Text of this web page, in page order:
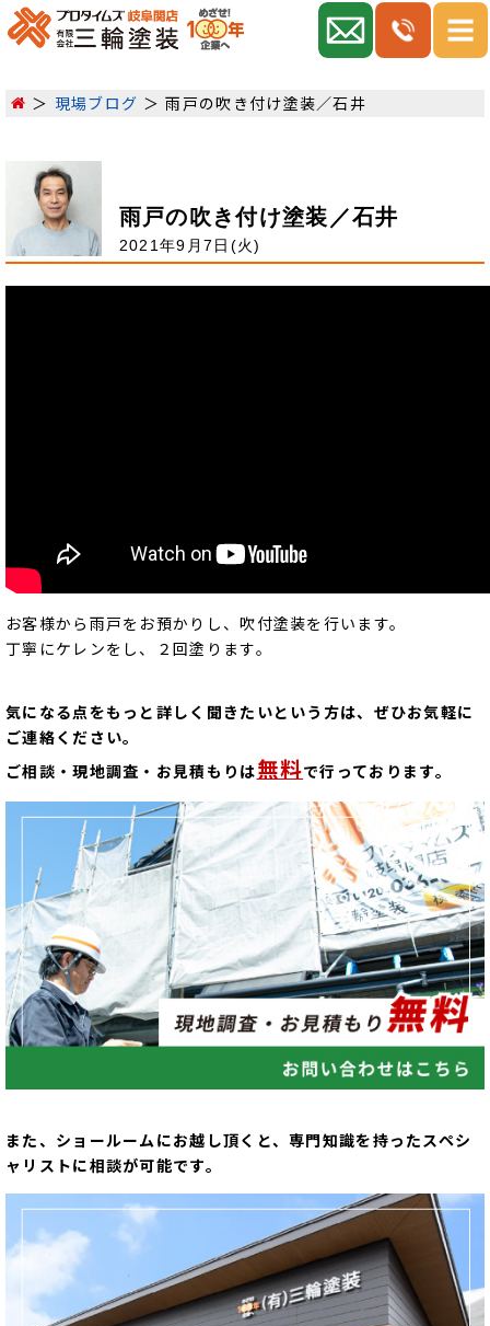
現場ブログ 雨戸の吹き付け塗装／石井
雨戸の吹き付け塗装／石井
2021年9月7日(火)
お客様から雨戸をお預かりし、吹付塗装を行います。
丁寧にケレンをし、２回塗ります。
気になる点をもっと詳しく聞きたいという方は、ぜひお気軽に
ご連絡ください。
ご相談・現地調査・お見積もりは無料で行っております。
また、ショールームにお越し頂くと、専門知識を持ったスペシ
ャリストに相談が可能です。